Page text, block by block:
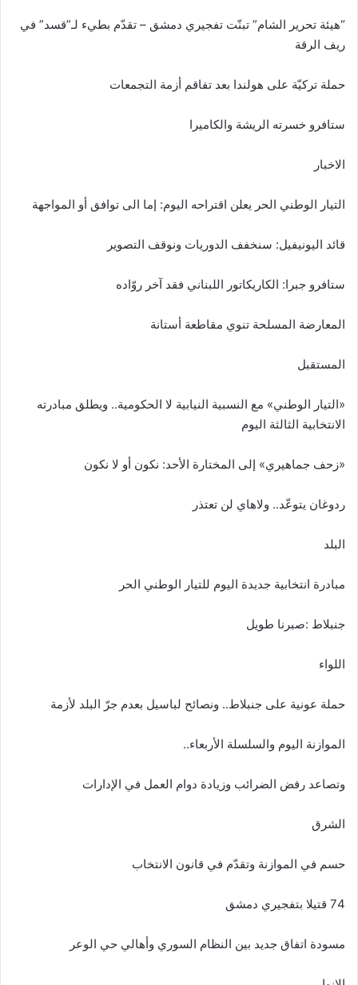
“هيئة تحرير الشام” تبنّت تفجيري دمشق – تقدّم بطيء لـ”قسد” في
ريف الرقة
حملة تركيّة على هولندا بعد تفاقم أزمة التجمعات
ستافرو خسرته الريشة والكاميرا
الاخبار
التيار الوطني الحر يعلن اقتراحه اليوم: إما الى توافق أو المواجهة
قائد اليونيفيل: سنخفف الدوريات ونوقف التصوير
ستافرو جبرا: الكاريكاتور اللبناني فقد آخر روّاده
المعارضة المسلحة تنوي مقاطعة أستانة
المستقبل
«التيار الوطني» مع النسبية النيابية لا الحكومية.. ويطلق مبادرته
الانتخابية الثالثة اليوم
«زحف جماهيري» إلى المختارة الأحد: نكون أو لا نكون
ردوغان يتوعّد.. ولاهاي لن تعتذر
البلد
مبادرة انتخابية جديدة اليوم للتيار الوطني الحر
جنبلاط :صبرنا طويل
اللواء
حملة عونية علی جنبلاط.. ونصائح لباسيل بعدم جرّ البلد لأزمة
الموازنة اليوم والسلسلة الأربعاء..
وتصاعد رفض الضرائب وزيادة دوام العمل في الإدارات
الشرق
حسم في الموازنة وتقدّم في قانون الانتخاب
74 قتيلا بتفجيري دمشق
مسودة اتفاق جديد بين النظام السوري وأهالي حي الوعر